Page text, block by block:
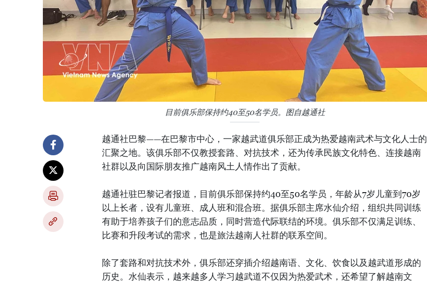
目前俱乐部保持约40至50名学员。图自越通社
越通社巴黎——在巴黎市中心，一家越武道俱乐部正成为热爱越南武术与文化人士的
汇聚之地。该俱乐部不仅教授套路、对抗技术，还为传承民族文化特色、连接越南
社群以及向国际朋友推广越南风土人情作出了贡献。
越通社驻巴黎记者报道，目前俱乐部保持约40至50名学员，年龄从7岁儿童到70岁
以上长者，设有儿童班、成人班和混合班。据俱乐部主席水仙介绍，组织共同训练
有助于培养孩子们的意志品质，同时营造代际联结的环境。俱乐部不仅满足训练、
比赛和升段考试的需求，也是旅法越南人社群的联系空间。
除了套路和对抗技术外，俱乐部还穿插介绍越南语、文化、饮食以及越武道形成的
历史。水仙表示，越来越多人学习越武道不仅因为热爱武术，还希望了解越南文